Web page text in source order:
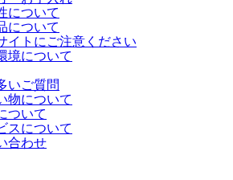
について
について
イトにご注意ください
境について
いご質問
物について
ついて
スについて
合わせ